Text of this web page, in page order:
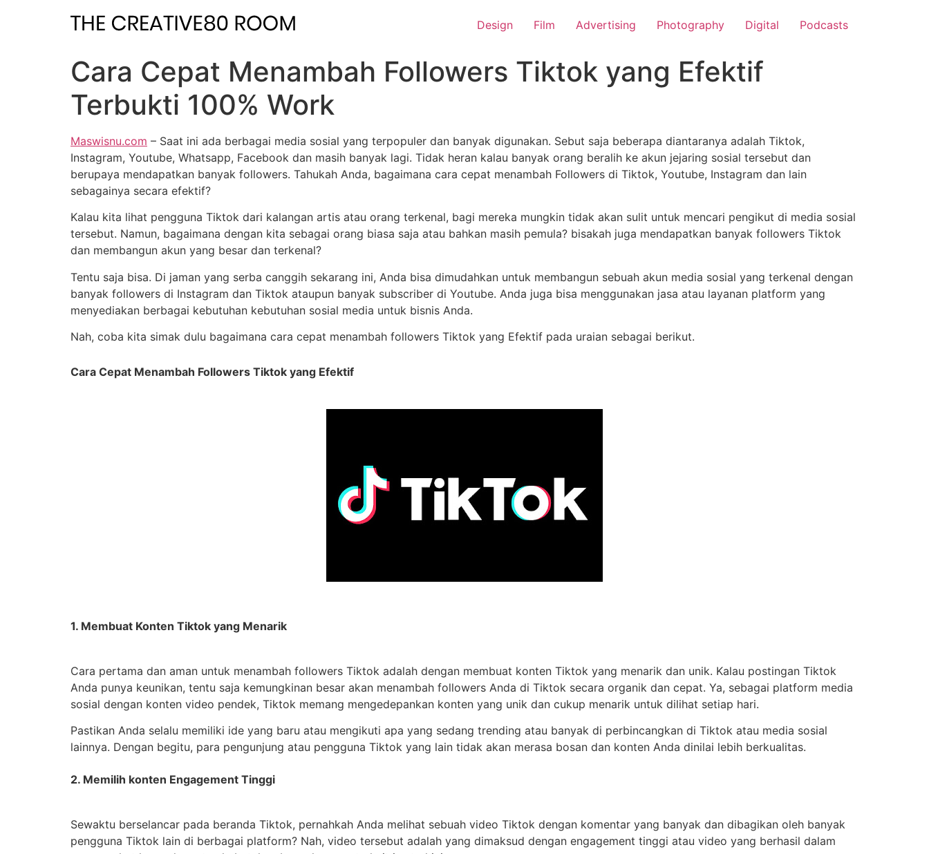
Design Film Advertising Photography Digital Podcasts
Cara Cepat Menambah Followers Tiktok yang Efektif
Terbukti 100% Work
Maswisnu.com – Saat ini ada berbagai media sosial yang terpopuler dan banyak digunakan. Sebut saja beberapa diantaranya adalah Tiktok,
Instagram, Youtube, Whatsapp, Facebook dan masih banyak lagi. Tidak heran kalau banyak orang beralih ke akun jejaring sosial tersebut dan
berupaya mendapatkan banyak followers. Tahukah Anda, bagaimana cara cepat menambah Followers di Tiktok, Youtube, Instagram dan lain
sebagainya secara efektif?
Kalau kita lihat pengguna Tiktok dari kalangan artis atau orang terkenal, bagi mereka mungkin tidak akan sulit untuk mencari pengikut di media sosial
tersebut. Namun, bagaimana dengan kita sebagai orang biasa saja atau bahkan masih pemula? bisakah juga mendapatkan banyak followers Tiktok
dan membangun akun yang besar dan terkenal?
Tentu saja bisa. Di jaman yang serba canggih sekarang ini, Anda bisa dimudahkan untuk membangun sebuah akun media sosial yang terkenal dengan
banyak followers di Instagram dan Tiktok ataupun banyak subscriber di Youtube. Anda juga bisa menggunakan jasa atau layanan platform yang
menyediakan berbagai kebutuhan kebutuhan sosial media untuk bisnis Anda.
Nah, coba kita simak dulu bagaimana cara cepat menambah followers Tiktok yang Efektif pada uraian sebagai berikut.
Cara Cepat Menambah Followers Tiktok yang Efektif
1. Membuat Konten Tiktok yang Menarik
Cara pertama dan aman untuk menambah followers Tiktok adalah dengan membuat konten Tiktok yang menarik dan unik. Kalau postingan Tiktok
Anda punya keunikan, tentu saja kemungkinan besar akan menambah followers Anda di Tiktok secara organik dan cepat. Ya, sebagai platform media
sosial dengan konten video pendek, Tiktok memang mengedepankan konten yang unik dan cukup menarik untuk dilihat setiap hari.
Pastikan Anda selalu memiliki ide yang baru atau mengikuti apa yang sedang trending atau banyak di perbincangkan di Tiktok atau media sosial
lainnya. Dengan begitu, para pengunjung atau pengguna Tiktok yang lain tidak akan merasa bosan dan konten Anda dinilai lebih berkualitas.
2. Memilih konten Engagement Tinggi
Sewaktu berselancar pada beranda Tiktok, pernahkah Anda melihat sebuah video Tiktok dengan komentar yang banyak dan dibagikan oleh banyak
pengguna Tiktok lain di berbagai platform? Nah, video tersebut adalah yang dimaksud dengan engagement tinggi atau video yang berhasil dalam